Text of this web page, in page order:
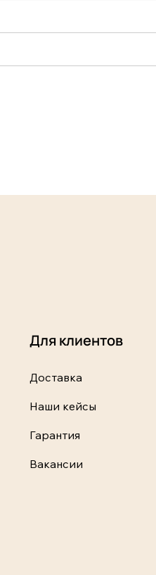
Для клиентов
Доставка
Наши кейсы
Гарантия
Вакансии